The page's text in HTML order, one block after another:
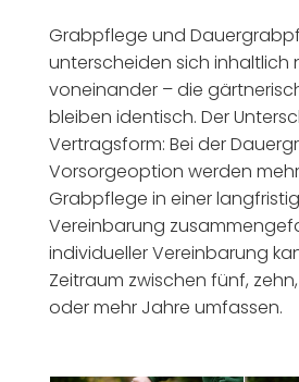
Grabpflege und
unterscheiden sich inhaltlich
voneinander – die
bleiben identisch. Der
Vertragsform: Bei der
Vorsorgeoption werden
Grabpflege in einer
Vereinbarung
individueller Vereinbarung
Zeitraum zwischen fünf,
oder mehr Jahre umfassen.